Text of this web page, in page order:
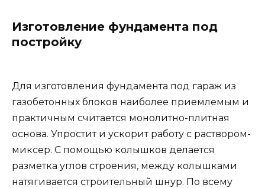
Изготовление фундамента под
постройку
Для изготовления фундамента под гараж из
газобетонных блоков наиболее приемлемым и
практичным считается монолитно-плитная
основа. Упростит и ускорит работу с раствором-
миксер. С помощью колышков делается
разметка углов строения, между колышками
натягивается строительный шнур. По всему